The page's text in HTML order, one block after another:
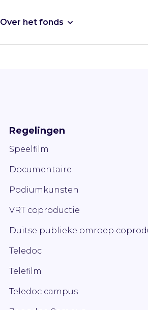
Over het fonds
Regelingen
Speelfilm
Documentaire
Podiumkunsten
VRT coproductie
Duitse publieke omroep
Teledoc
Telefilm
Teledoc campus